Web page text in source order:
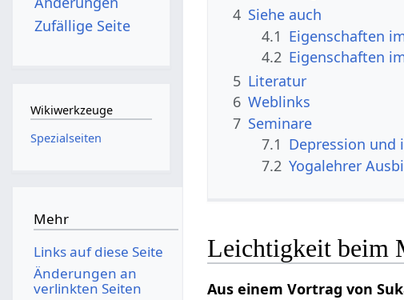
4 Siehe auch
4.1 Eigenschaften
4.2 Eigenschaften
5 Literatur
6 Weblinks
7 Seminare
7.1 Depression und
7.2 Yogalehrer
Leichtigkeit beim
Aus einem Vortrag von
Zufällige Seite
Wikiwerkzeuge
Spezialseiten
Mehr
Links auf diese Seite
Änderungen an
verlinkten Seiten